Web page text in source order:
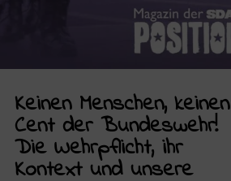
Keinen Menschen, keinen
Cent der Bundeswehr!
Die Wehrpflicht, ihr
Kontext und unsere